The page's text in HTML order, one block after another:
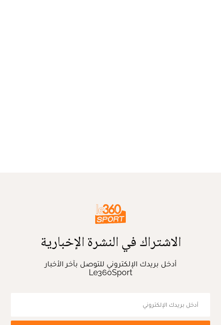
الاشتراك في النشرة الإخبارية
أدخل بريدك الإلكتروني للتوصل بآخر الأخبار
Le360Sport